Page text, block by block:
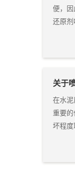
便，
还原
关于
在水
重要
坏程